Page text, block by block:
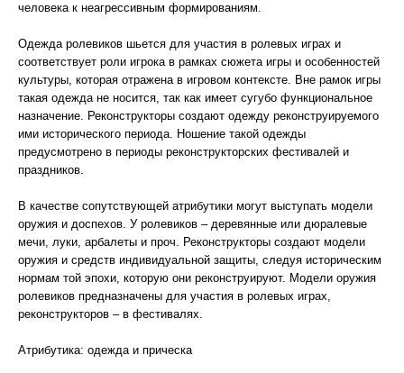
человека к неагрессивным формированиям.
Одежда ролевиков шьется для участия в ролевых играх и
соответствует роли игрока в рамках сюжета игры и особенностей
культуры, которая отражена в игровом контексте. Вне рамок игры
такая одежда не носится, так как имеет сугубо функциональное
назначение. Реконструкторы создают одежду реконструируемого
ими исторического периода. Ношение такой одежды
предусмотрено в периоды реконструкторских фестивалей и
праздников.
В качестве сопутствующей атрибутики могут выступать модели
оружия и доспехов. У ролевиков – деревянные или дюралевые
мечи, луки, арбалеты и проч. Реконструкторы создают модели
оружия и средств индивидуальной защиты, следуя историческим
нормам той эпохи, которую они реконструируют. Модели оружия
ролевиков предназначены для участия в ролевых играх,
реконструкторов – в фестивалях.
Атрибутика: одежда и прическа